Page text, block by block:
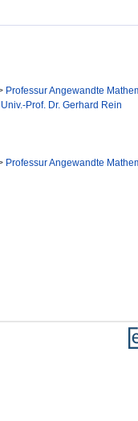
Professur Angewandte
Prof. Dr. Gerhard Rein
Professur Angewandte